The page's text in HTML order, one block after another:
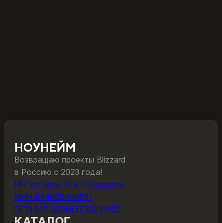
НОУНЕЙМ
Возвращаю проекты Blizzard
в Россию с 2023 года!
ИП Устимов Илья Сергеевич
ИНН 644606400831
ОГРНИП 323645700031052